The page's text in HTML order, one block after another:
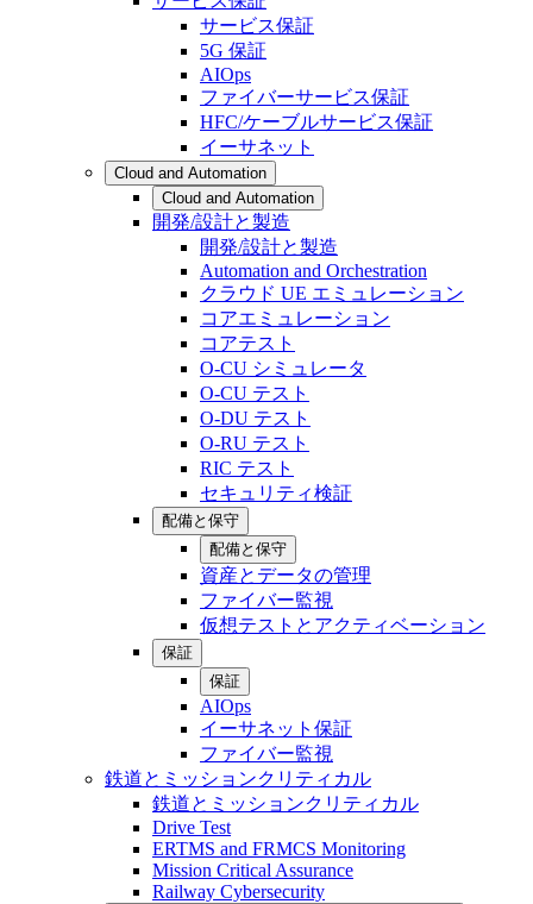
サービス保証
5G 保証
AIOps
ファイバーサービス保証
HFC/ケーブルサービス保証
イーサネット
Cloud and Automation
Cloud and Automation
開発/設計と製造
開発/設計と製造
Automation and Orchestration
クラウド UE エミュレーション
コアエミュレーション
コアテスト
O-CU シミュレータ
O-CU テスト
O-DU テスト
O-RU テスト
RIC テスト
セキュリティ検証
配備と保守
配備と保守
資産とデータの管理
ファイバー監視
仮想テストとアクティベーション
保証
保証
AIOps
イーサネット保証
ファイバー監視
鉄道とミッションクリティカル
鉄道とミッションクリティカル
Drive Test
ERTMS and FRMCS Monitoring
Mission Critical Assurance
Railway Cybersecurity